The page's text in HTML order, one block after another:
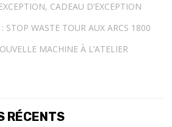
CADEAU D’EXCEPTION
STOP WASTE TOUR AUX ARCS 1800
MACHINE À L’ATELIER
RÉCENTS